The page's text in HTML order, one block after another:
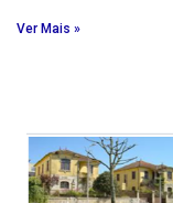
Ver Mais »